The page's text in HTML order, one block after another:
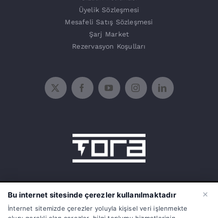
Üyelik Sözleşmesi
Mesafeli Satış Sözleşmesi
Şarj Market
Rezervasyon Koşulları
15 Temmuz Mah. 1468 Sok. No:5/31
×
Bu internet sitesinde çerezler kullanılmaktadır
İnternet sitemizde çerezler yoluyla kişisel veri işlenmekte